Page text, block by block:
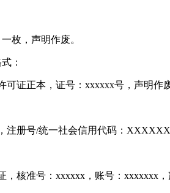
枚，声明作废。
：
证正本，证号：xxxxxx号，声明作废
册号/统一社会信用代码：XXXXXX
核准号：xxxxxx，账号：xxxxxxx，